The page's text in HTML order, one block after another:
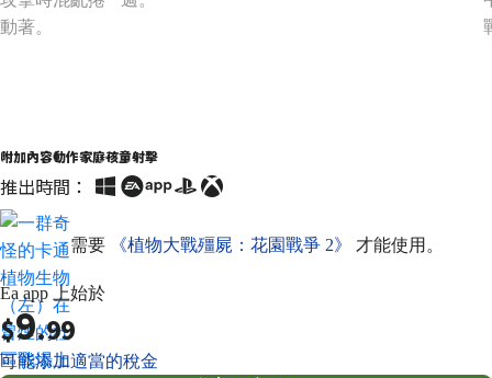
附加內容動作家庭孩童射擊
推出時間：
需要 《植物大戰殭屍：花園戰爭 2》 才能使用。
Ea app 上始於
$9.99
可能添加適當的稅金